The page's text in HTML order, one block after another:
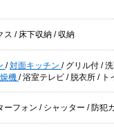
ス / 床下収納 /収納
/対面キッチン / グリル付 /
機 /浴室テレビ / 脱衣所 / ト
ーフォン / シャッター / 防犯